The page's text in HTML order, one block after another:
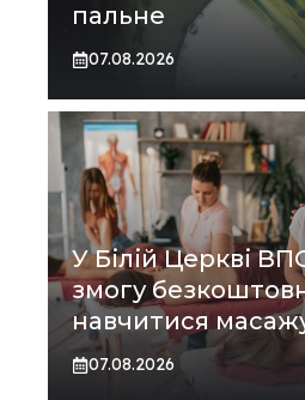
пальне
07.08.2026
У Білій Церкві
змогу
навчитися
07.08.2026